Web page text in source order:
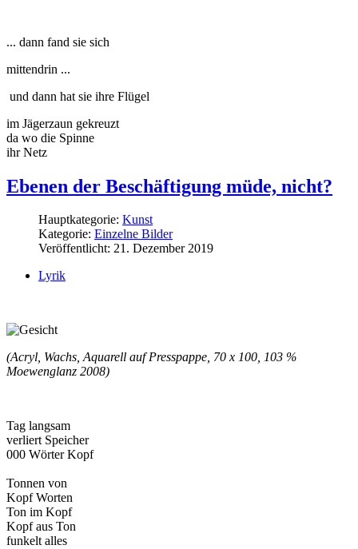
... dann fand sie sich
mittendrin ...
und dann hat sie ihre Flügel
im Jägerzaun gekreuzt
da wo die Spinne
ihr Netz
Ebenen der Beschäftigung müde, nicht?
Hauptkategorie: Kunst
Kategorie: Einzelne Bilder
Veröffentlicht: 21. Dezember 2019
Lyrik
(Acryl, Wachs, Aquarell auf Presspappe, 70 x 100, 103 %
Moewenglanz 2008)
Tag langsam
verliert Speicher
000 Wörter Kopf
Tonnen von
Kopf Worten
Ton im Kopf
Kopf aus Ton
funkelt alles